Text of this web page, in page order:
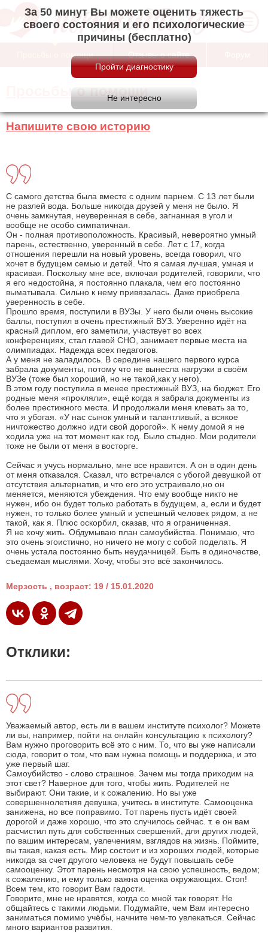
За 50 минут Вы можете оценить тяжесть
своего состояния и его психологические
причины (бесплатно)
Просьбы о помощи Отзывы о сайте
Просьбы о помощи
Напишите свою историю
С самого детства была вместе с одним парнем. С 13 лет были
не разлей вода. Больше никогда друзей у меня не было. Я
очень замкнутая, неуверенная в себе, загнанная в угол и
вообще не особо симпатичная.
Он - полная противоположность. Красивый, невероятно умный
парень, естественно, уверенный в себе. Лет с 17, когда
отношения перешли на новый уровень, всегда говорил, что
хочет в будущем семью и детей. Что я самая лучшая, умная и
красивая. Поскольку мне все, включая родителей, говорили, что
я его недостойна, я постоянно плакала, чем его постоянно
выматывала. Сильно к нему привязалась. Даже приобрела
уверенность в себе.
Прошло время, поступили в ВУЗы. У него были очень высокие
баллы, поступил в очень престижный ВУЗ. Уверенно идёт на
красный диплом, его заметили, участвует во всех
конференциях, стал главой СНО, занимает первые места на
олимпиадах. Надежда всех педагогов.
А у меня не заладилось. В середине нашего первого курса
забрала документы, потому что не вынесла нагрузки в своём
ВУЗе (тоже был хороший, но не такой,как у него).
В этом году поступила в менее престижный ВУЗ, на бюджет. Его
родные меня «прокляли», ещё когда я забрала документы из
более престижного места. И продолжали меня клевать за то,
что я убогая. «У нас сынок умный и талантливый, а всякое
ничтожество должно идти свой дорогой». К нему домой я не
ходила уже на тот момент как год. Было стыдно. Мои родители
тоже не были от меня в восторге.
Сейчас я учусь нормально, мне все нравится. А он в один день
от меня отказался. Сказал, что встречался с убогой девушкой от
отсутствия альтернатив, и что его это устраивало,но он
меняется, меняются убеждения. Что ему вообще никто не
нужен, ибо он будет только работать в будущем, а, если и будет
нужен, то только более умный и успешный человек рядом, а не
такой, как я. Плюс оскорбил, сказав, что я ограниченная.
Я не хочу жить. Обдумываю план самоубийства. Понимаю, что
это очень эгоистично, но ничего не могу с собой поделать. Я
очень устала постоянно быть неудачницей. Быть в одиночестве,
съедаемая мыслями. Хочу, чтобы это всё закончилось.
Мерзость , возраст: 19 / 15.01.2020
Отклики:
Уважаемый автор, есть ли в вашем институте психолог? Можете
ли вы, например, пойти на онлайн консультацию к психологу?
Вам нужно проговорить всё это с ним. То, что вы уже написали
сюда, говорит о том, что вам нужна помощь и поддержка, и это
уже первый шаг.
Самоубийство - слово страшное. Зачем мы тогда приходим на
этот свет? Наверное для того, чтобы жить. Родителей не
выбирают. Они такие, и к сожалению. Но вы уже
совершеннолетняя девушка, учитесь в институте. Самооценка
занижена, но все поправимо. Тот парень пусть идёт своей
дорогой и даже хорошо, что это случилось сейчас. т. е он вам
расчистил путь для собственных свершений, для других людей,
по вашим интересам, увлечениям, взглядов на жизнь. Поймите,
вы такая, какая есть. Мир состоит и из хороших людей, которые
никогда за счет другого человека не будут повышать себе
самооценку. Этот парень несмотря на свою успешность, ведом;
к сожалению, и ему только важна оценка окружающих. Стоп!
Всем тем, кто говорит Вам гадости.
Говорите, мне не нравятся, когда со мной так говорят. Не
общайтесь с такими людьми. Подумайте, чем Вам интересно
заниматься помимо учёбы, начните чем-то увлекаться. Сейчас
много вариантов развития.